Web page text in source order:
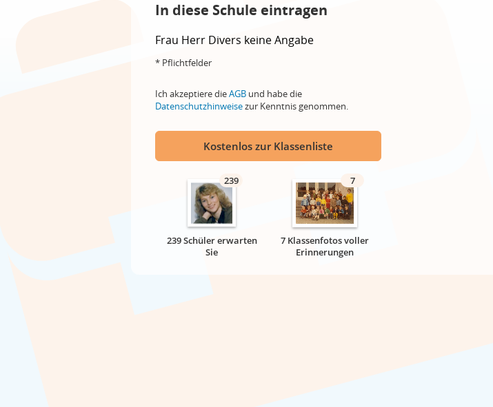
In diese Schule eintragen
Frau Herr Divers keine Angabe
* Pflichtfelder
Ich akzeptiere dieAGB und habe die
Datenschutzhinweisezur Kenntnis genommen.
Kostenlos zur Klassenliste
239
239 Schüler erwarten
Sie
7
7 Klassenfotos voller
Erinnerungen